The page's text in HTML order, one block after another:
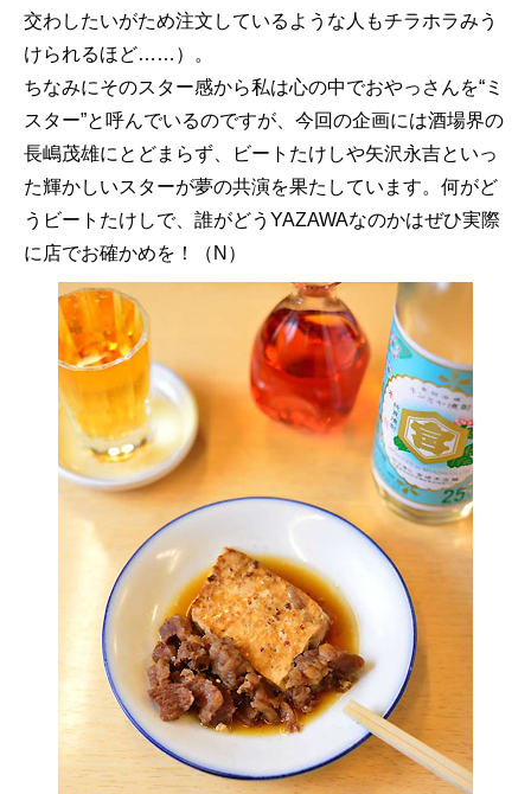
交わしたいがため注文しているような人もチラホラみう
けられるほど……）。
ちなみにそのスター感から私は心の中でおやっさんを“ミ
スター”と呼んでいるのですが、今回の企画には酒場界の
長嶋茂雄にとどまらず、ビートたけしや矢沢永吉といっ
た輝かしいスターが夢の共演を果たしています。何がど
うビートたけしで、誰がどうYAZAWAなのかはぜひ実際
に店でお確かめを！（N）